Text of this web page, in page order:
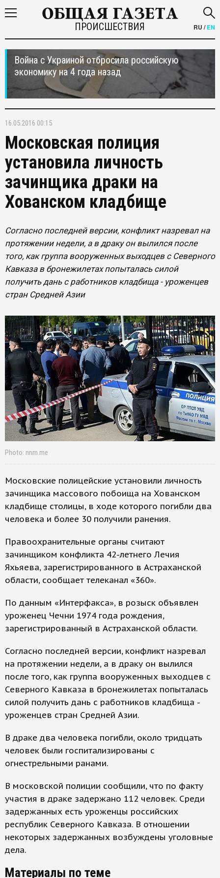
ПРОИСШЕСТВИЯ RU /EN
Война с Украиной отбросила российскую
экономику на 4 года назад
16.05.2016 00:15
Московская полиция
установила личность
зачинщика драки на
Хованском кладбище
Согласно последней версии, конфликт назревал на
протяжении недели, а в драку он вылился после
того, как группа вооруженных выходцев с Северного
Кавказа в бронежилетах попыталась силой
получить дань с работников кладбища - уроженцев
стран Средней Азии
Photo: nnm.me
Московские полицейские установили личность
зачинщика массового побоища на Хованском
кладбище столицы, в ходе которого погибли два
человека и более 30 получили ранения.
Правоохранительные органы считают
зачинщиком конфликта 42-летнего Лечия
Яхьяева, зарегистрированного в Астраханской
области, сообщает телеканал «360».
По данным «Интерфакса», в розыск объявлен
уроженец Чечни 1974 года рождения,
зарегистрированный в Астраханской области.
Согласно последней версии, конфликт назревал
на протяжении недели, а в драку он вылился
после того, как группа вооруженных выходцев с
Северного Кавказа в бронежилетах попыталась
силой получить дань с работников кладбища -
уроженцев стран Средней Азии.
В драке два человека погибли, около тридцать
человек были госпитализированы с
огнестрельными ранами.
В московской полиции сообщили, что по факту
участия в драке задержано 112 человек. Среди
задержанных есть уроженцы российских
республик Северного Кавказа. В отношении
некоторых задержанных возбуждены уголовные
дела.
Материалы по теме